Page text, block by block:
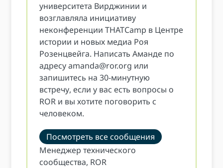
университета Вирджинии и
возглавляла инициативу
неконференции THATCamp в Центре
истории и новых медиа Роя
Розенцвейга. Написать Аманде по
адресуamanda@ror.org или
запишитесь на 30-минутную
встречу, если у вас есть вопросы о
ROR и вы хотите поговорить с
человеком.
Посмотреть все сообщения
Менеджер технического
сообщества, ROR